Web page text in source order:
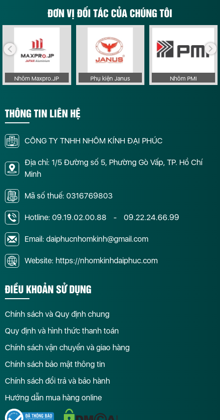
ĐƠN VỊ ĐỐI TÁC CỦA CHÚNG TÔI
Nhôm Maxpro.JP Phụ kiện Janus Nhôm PMI
THÔNG TIN LIÊN HỆ
CÔNG TY TNHH NHÔM KÍNH ĐẠI PHÚC
Địa chỉ: 1/5 Đường số 5, Phường Gò Vấp, TP. Hồ Chí
Minh
Mã số thuế: 0316769803
Hotline: 09.19.02.00.88 - 09.22.24.66.99
Email: daiphucnhomkinh@gmail.com
Website: https://nhomkinhdaiphuc.com
ĐIỀU KHOẢN SỬ DỤNG
Chính sách và Quy định chung
Quy định và hình thức thanh toán
Chính sách vận chuyển và giao hàng
Chính sách bảo mật thông tin
Chính sách đổi trả và bảo hành
Hướng dẫn mua hàng online